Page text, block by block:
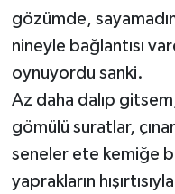
gözümde,
nineyle bağlantısı
oynuyordu sanki.
Az daha dalıp
gömülü suratlar,
seneler ete kemiğe
yaprakların